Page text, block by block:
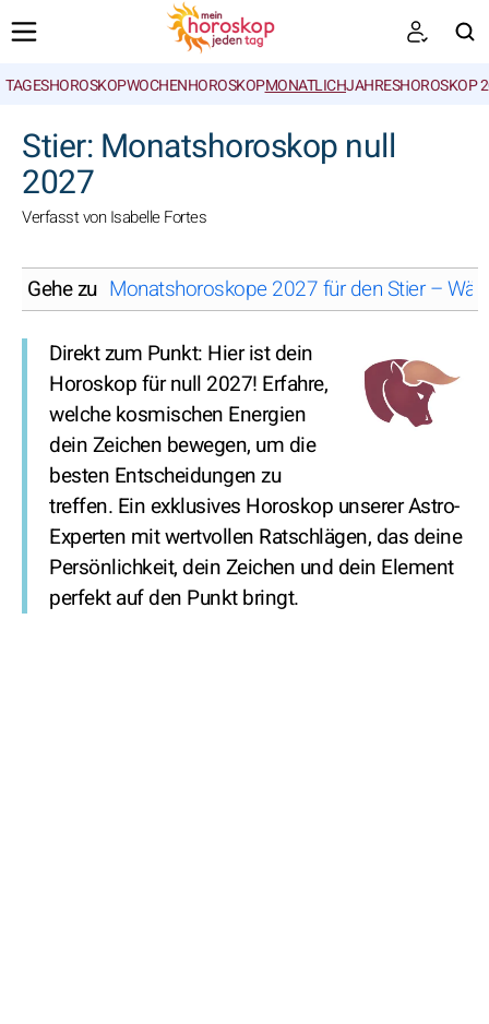
TAGESHOROSKOPWOCHENHOROSKOPMONATLICHJAHRESHOROSKOP
Stier: Monatshoroskop null
2027
Verfasst von Isabelle Fortes
Gehe zu Monatshoroskope 2027 für den Stier –
Direkt zum Punkt: Hier ist dein
Horoskop für null 2027! Erfahre,
welche kosmischen Energien
dein Zeichen bewegen, um die
besten Entscheidungen zu
treffen. Ein exklusives Horoskop unserer Astro-
Experten mit wertvollen Ratschlägen, das deine
Persönlichkeit, dein Zeichen und dein Element
perfekt auf den Punkt bringt.